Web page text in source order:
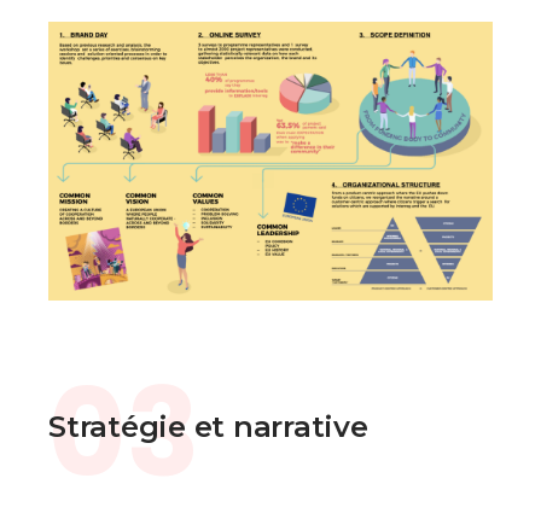
invité les représentants des programmes à
réfléchir sur la vraie signification de
coopération, de frontières, et autres concepts
fondamentaux pour le réseau. Nous avons
débattu les différents aspects essentiels de la
marque jusqu’à construire ensemble une
mission, vision et offre de valeur unificatrices.
Nous avons également exploré ensemble de
nouvelles stratégies innovantes, des
qu’un organe de financement.
03
Stratégie et narrative